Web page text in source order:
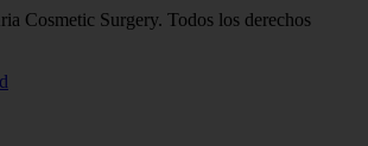
Cosmetic Surgery. Todos los derechos